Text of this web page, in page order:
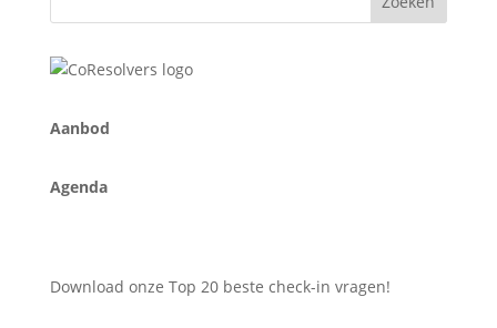
Aanbod
Agenda
Download onze Top 20 beste check-in vragen!